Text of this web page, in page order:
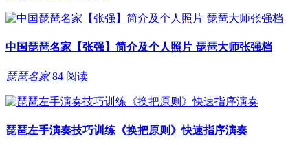
中国琵琶名家【张强】简介及个人照片 琵琶大师张强档
琵琶名家 84 阅读
琵琶左手演奏技巧训练《换把原则》快速指序演奏